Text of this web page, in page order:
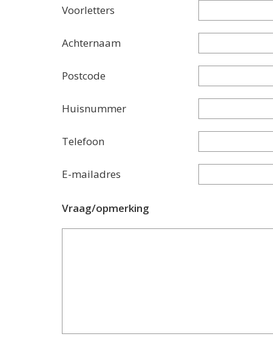
Voorletters
Achternaam
Postcode
Huisnummer
Telefoon
E-mailadres
Vraag/opmerking